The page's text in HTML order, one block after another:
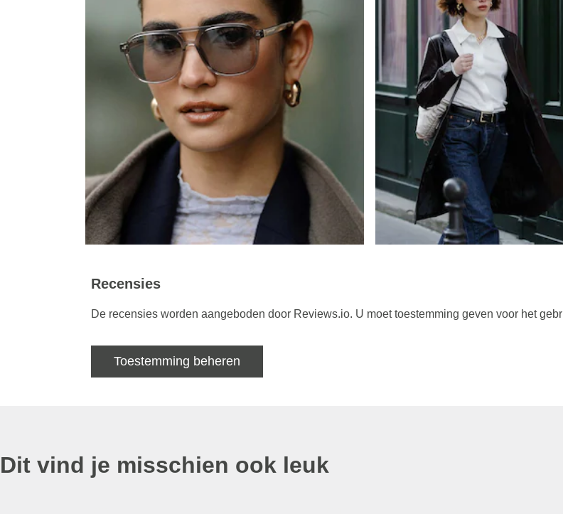
Recensies
De recensies worden aangeboden door Reviews.io. U moet toestemming geven voor het
Toestemming beheren
Dit vind je misschien ook leuk